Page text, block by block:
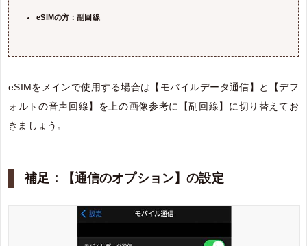
eSIMの方：副回線
eSIMをメインで使用する場合は【モバイルデータ通信】と【デフ
ォルトの音声回線】を上の画像参考に【副回線】に切り替えてお
きましょう。
補足：【通信のオプション】の設定